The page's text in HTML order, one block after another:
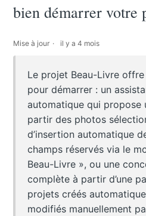
bien démarrer votre
Mise à jour il y a 4 mois
Le projet Beau-Livre
pour démarrer : un
automatique qui propose
partir des photos
d’insertion automatique
champs réservés via le
Beau-Livre », ou une
complète à partir d’une
projets créés
modifiés manuellement